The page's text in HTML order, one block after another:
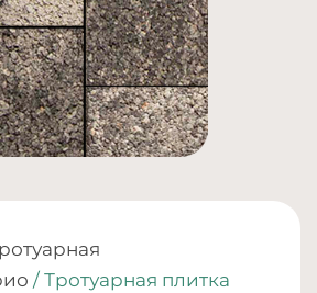
/ Тротуарная плитка